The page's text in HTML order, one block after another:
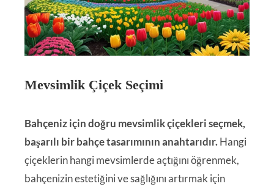
Mevsimlik Çiçek Seçimi
Bahçeniz için doğru mevsimlik çiçekleri seçmek,
başarılı bir bahçe tasarımının anahtarıdır.Hangi
çiçeklerin hangi mevsimlerde açtığını öğrenmek,
bahçenizin estetiğini ve sağlığını artırmak için